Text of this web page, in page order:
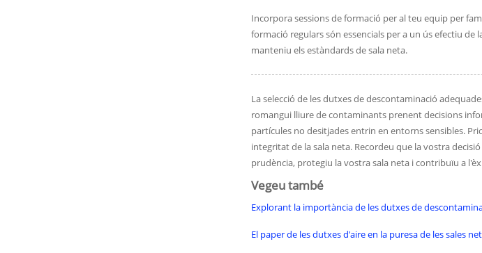
Incorpora sessions de formació per al teu equip per
formació regulars són essencials per a un ús efectiu
manteniu els estàndards de sala neta.
La selecció de les dutxes de descontaminació
romangui lliure de contaminants prenent decisions
partícules no desitjades entrin en entorns sensibles.
integritat de la sala neta. Recordeu que la vostra
prudència, protegiu la vostra sala neta i contribuïu a
Vegeu també
Explorant la importància de les dutxes de
El paper de les dutxes d'aire en la puresa de les sales